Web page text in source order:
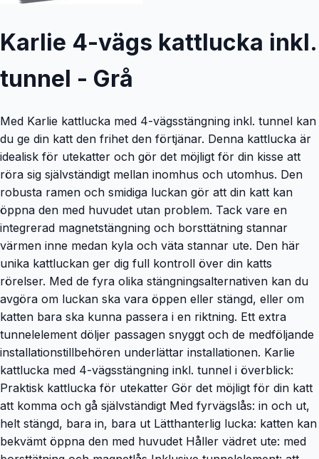
Karlie 4-vägs kattlucka inkl.
tunnel - Grå
Med Karlie kattlucka med 4-vägsstängning inkl. tunnel kan
du ge din katt den frihet den förtjänar. Denna kattlucka är
idealisk för utekatter och gör det möjligt för din kisse att
röra sig självständigt mellan inomhus och utomhus. Den
robusta ramen och smidiga luckan gör att din katt kan
öppna den med huvudet utan problem. Tack vare en
integrerad magnetstängning och borsttätning stannar
värmen inne medan kyla och väta stannar ute. Den här
unika kattluckan ger dig full kontroll över din katts
rörelser. Med de fyra olika stängningsalternativen kan du
avgöra om luckan ska vara öppen eller stängd, eller om
katten bara ska kunna passera i en riktning. Ett extra
tunnelelement döljer passagen snyggt och de medföljande
installationstillbehören underlättar installationen. Karlie
kattlucka med 4-vägsstängning inkl. tunnel i överblick:
Praktisk kattlucka för utekatter Gör det möjligt för din katt
att komma och gå självständigt Med fyrvägslås: in och ut,
helt stängd, bara in, bara ut Lätthanterlig lucka: katten kan
bekvämt öppna den med huvudet Håller vädret ute: med